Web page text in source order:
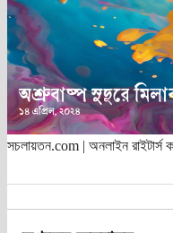
সচলায়তন.com | অনলাইন রাইটার্স